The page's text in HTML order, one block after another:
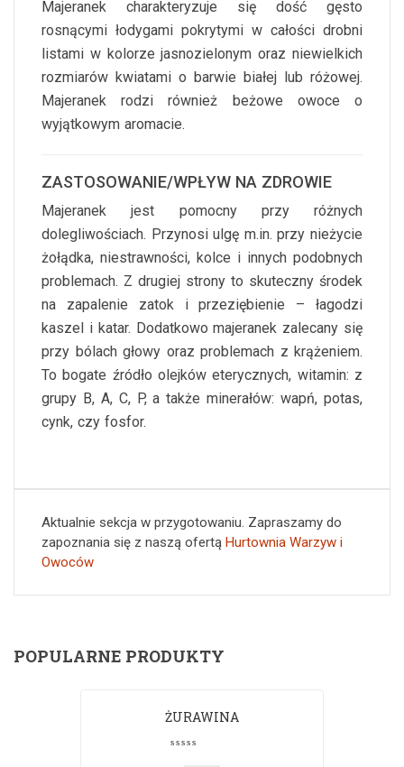
Majeranek charakteryzuje się dość gęsto
rosnącymi łodygami pokrytymi w całości drobni
listami w kolorze jasnozielonym oraz niewielkich
rozmiarów kwiatami o barwie białej lub różowej.
Majeranek rodzi również beżowe owoce o
wyjątkowym aromacie.
ZASTOSOWANIE/WPŁYW NA ZDROWIE
Majeranek jest pomocny przy różnych
dolegliwościach. Przynosi ulgę m.in. przy nieżycie
żołądka, niestrawności, kolce i innych podobnych
problemach. Z drugiej strony to skuteczny środek
na zapalenie zatok i przeziębienie – łagodzi
kaszel i katar. Dodatkowo majeranek zalecany się
przy bólach głowy oraz problemach z krążeniem.
To bogate źródło olejków eterycznych, witamin: z
grupy B, A, C, P, a także minerałów: wapń, potas,
cynk, czy fosfor.
Aktualnie sekcja w przygotowaniu. Zapraszamy do
zapoznania się z naszą ofertą Hurtownia Warzyw i
Owoców
POPULARNE PRODUKTY
ŻURAWINA